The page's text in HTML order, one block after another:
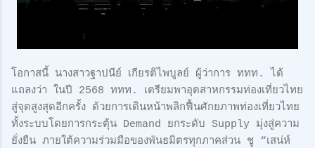
โอกาสนี้ นางสาวฐาปนีย์ เกียรติไพบูลย์ ผู้ว่าการ ททท. ได้
แถลงว่า ในปี 2568 ททท. เตรียมพาอุตสาหกรรมท่องเที่ยวไทย
สู่จุดสูงสุดอีกครั้ง ด้วยการเดินหน้าพลิกฟื้นศักยภาพท่องเที่ยวไทย
ทั้งระบบโดยการกระตุ้น Demand ยกระดับ Supply มุ่งสู่ความ
ยั่งยืน ภายใต้ความร่วมมือของพันธมิตรทุกภาคส่วน ชู “เสน่ห์